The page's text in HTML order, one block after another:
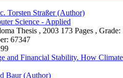
Torsten Straßer (Author)
Science - Applied
Thesis , 2003 173 Pages , Grade:
67347
and Financial Stability. How
Baur (Author)